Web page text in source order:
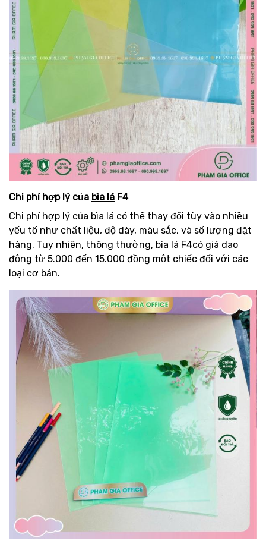
Chi phí hợp lý của bìa lá F4
Chi phí hợp lý của bìa lá có thể thay đổi tùy vào nhiều
yếu tố như chất liệu, độ dày, màu sắc, và số lượng đặt
hàng. Tuy nhiên, thông thường, bìa lá F4có giá dao
động từ 5.000 đến 15.000 đồng một chiếc đối với các
loại cơ bản.